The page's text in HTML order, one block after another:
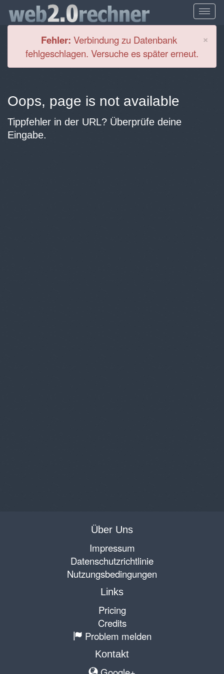
×
Fehler: Verbindung zu Datenbank
fehlgeschlagen. Versuche es später erneut.
Oops, page is not available
Tippfehler in der URL? Überprüfe deine
Eingabe.
Über Uns
Impressum
Datenschutzrichtlinie
Nutzungsbedingungen
Links
Pricing
Credits
Problem melden
Kontakt